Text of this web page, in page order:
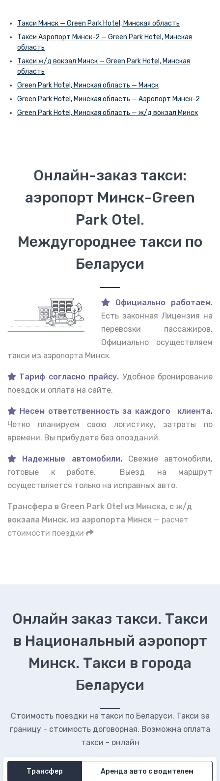
Такси Минск — Green Park Hotel, Минская область
Такси Аэропорт Минск-2 — Green Park Hotel, Минская
область
Такси ж/д вокзал Минск — Green Park Hotel, Минская
область
Green Park Hotel, Минская область — Минск
Green Park Hotel, Минская область — Аэропорт Минск-2
Green Park Hotel, Минская область — ж/д вокзал Минск
Онлайн-заказ такси:
аэропорт Минск-Green
Park Otel.
Междугороднее такси по
Беларуси
Официально работаем.
Есть законная Лицензия на
перевозки пассажиров.
Официально осуществляем
такси из аэропорта Минск.
Тариф согласно прайсу. Удобное бронирование
поездок и оплата на сайте.
Несем ответственность за каждого клиента.
Четко планируем свою логистику, затраты по
времени. Вы прибудете без опозданий.
Надежные автомобили. Свежие автомобили,
готовые к работе. Выезд на маршрут
осуществляется только на исправных авто.
Трансфера в Green Park Otel из Минска, с ж/д
вокзала Минск, из аэропорта Минск — расчет
стоимости поездки
Онлайн заказ такси. Такси
в Национальный аэропорт
Минск. Такси в города
Беларуси
Стоимость поездки на такси по Беларуси. Такси за
границу - стоимость договорная. Возможна оплата
такси - онлайн
Трансфер Аренда авто с водителем